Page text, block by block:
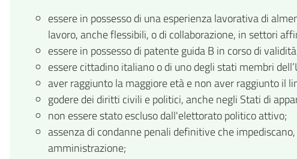
essere in possesso di una esperienza lavorativa di
lavoro, anche flessibili, o di collaborazione, in settori
essere in possesso di patente guida B in corso di
essere cittadino italiano o di uno degli stati membri
aver raggiunto la maggiore età e non aver raggiunto il
godere dei diritti civili e politici, anche negli Stati di
non essere stato escluso dall'elettorato politico attivo;
assenza di condanne penali definitive che
amministrazione;